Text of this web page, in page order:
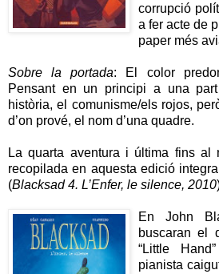
corrupció
a fer acte de
paper més
Sobre la portada: El color
Pensant en un principi a una
història, el comunisme/els rojos,
d’on prové, el nom d’una quadre.
La quarta aventura i última fins al
recopilada en aquesta edició
(Blacksad 4. L’Enfer, le silence, 2010
En John
buscaran el
“Little
pianista